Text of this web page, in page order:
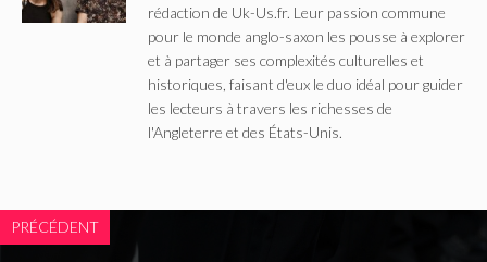
rédaction de Uk-Us.fr. Leur passion commune
pour le monde anglo-saxon les pousse à explorer
et à partager ses complexités culturelles et
historiques, faisant d'eux le duo idéal pour guider
les lecteurs à travers les richesses de
l'Angleterre et des États-Unis.
PRÉCÉDENT